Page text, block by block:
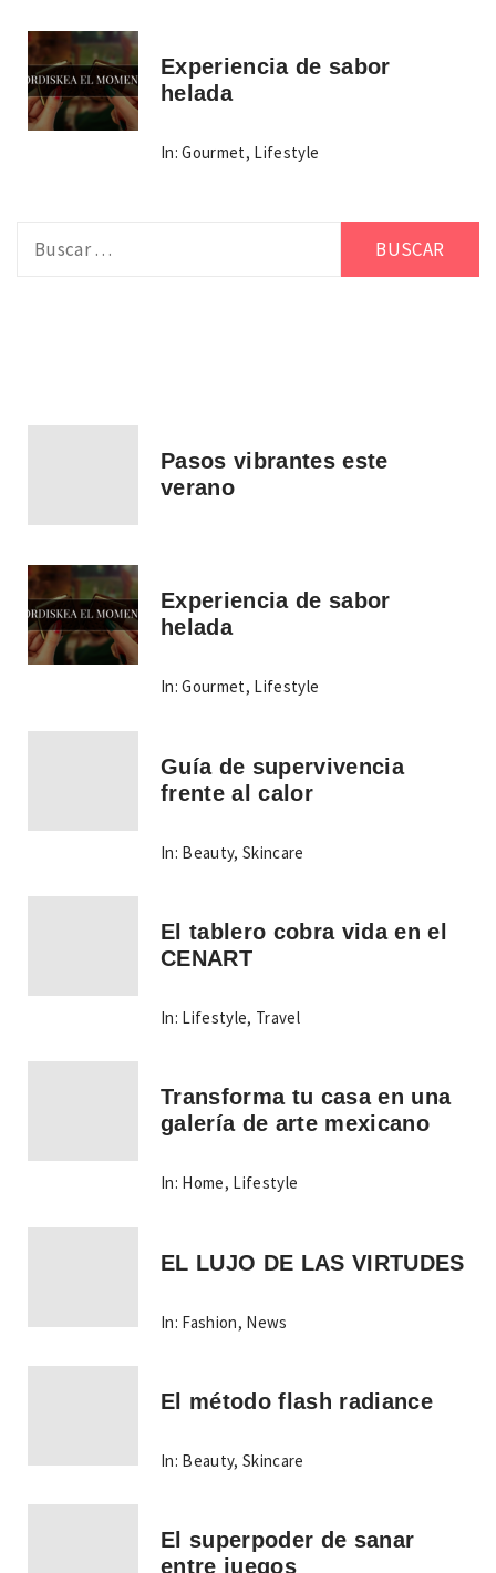
Experiencia de sabor
helada
In: Gourmet, Lifestyle
Pasos vibrantes este
verano
Experiencia de sabor
helada
In: Gourmet, Lifestyle
Guía de supervivencia
frente al calor
In: Beauty,Skincare
El tablero cobra vida en el
CENART
In: Lifestyle, Travel
Transforma tu casa en una
galería de arte mexicano
In: Home, Lifestyle
EL LUJO DE LAS VIRTUDES
In: Fashion, News
El método flash radiance
In: Beauty,Skincare
El superpoder de sanar
entre juegos